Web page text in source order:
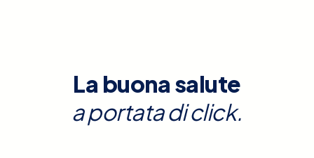
La buona salute
a portata di click.